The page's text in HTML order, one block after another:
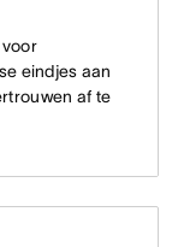
eindjes aan
af te